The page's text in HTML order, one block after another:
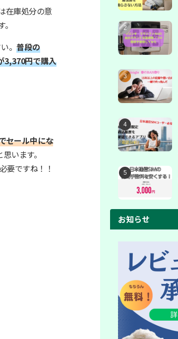
在庫処分の意
。普段の
3,370円で購入
セール中にな
思います。
要ですね！！
お知らせ